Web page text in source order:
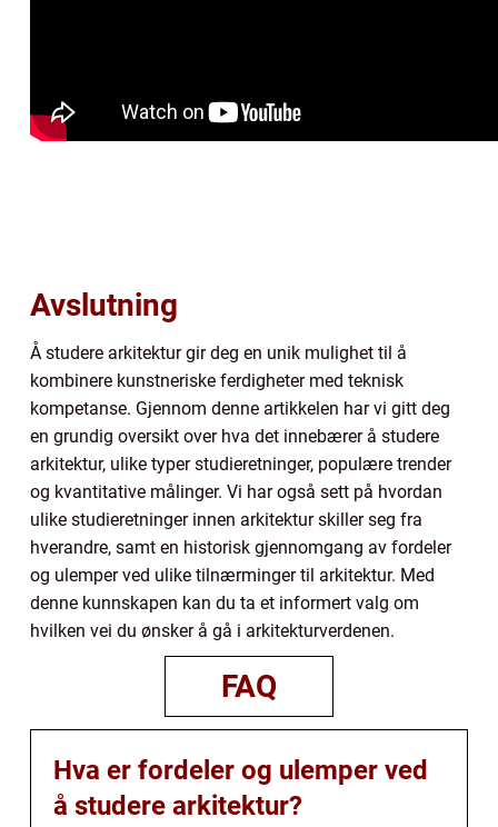
Avslutning
Å studere arkitektur gir deg en unik mulighet til å
kombinere kunstneriske ferdigheter med teknisk
kompetanse. Gjennom denne artikkelen har vi gitt deg
en grundig oversikt over hva det innebærer å studere
arkitektur, ulike typer studieretninger, populære trender
og kvantitative målinger. Vi har også sett på hvordan
ulike studieretninger innen arkitektur skiller seg fra
hverandre, samt en historisk gjennomgang av fordeler
og ulemper ved ulike tilnærminger til arkitektur. Med
denne kunnskapen kan du ta et informert valg om
hvilken vei du ønsker å gå i arkitekturverdenen.
FAQ
Hva er fordeler og ulemper ved
å studere arkitektur?